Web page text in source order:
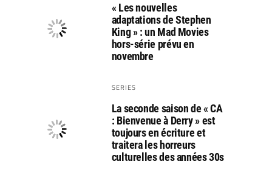
« Les nouvelles
adaptations de Stephen
King » : un Mad Movies
hors-série prévu en
novembre
SERIES
La seconde saison de « CA
: Bienvenue à Derry » est
toujours en écriture et
traitera les horreurs
culturelles des années 30s